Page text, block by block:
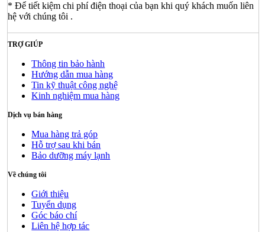
* Để tiết kiệm chi phí điện thoại của bạn khi quý khách muốn liên
hệ với chúng tôi .
TRỢ GIÚP
Thông tin bảo hành
Hướng dẫn mua hàng
Tin kỹ thuật công nghệ
Kinh nghiệm mua hàng
Dịch vụ bán hàng
Mua hàng trả góp
Hỗ trợ sau khi bán
Bảo dưỡng máy lạnh
Về chúng tôi
Giới thiệu
Tuyển dụng
Góc báo chí
Liên hệ hợp tác